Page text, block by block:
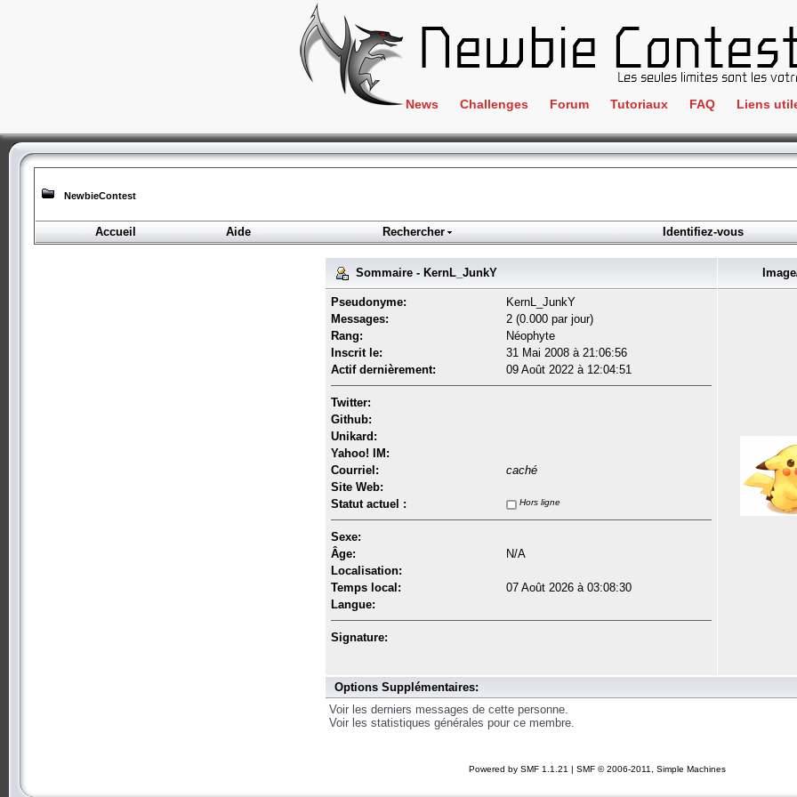
News Challenges
Crackme
ClientSide
Forensics
Logique
Programmation
Stéganographie
Wargame
Forum Tutoriaux FAQ Liens
IRC
NewbieContest
Accueil
Aide Rechercher Identifiez-vous
Sommaire - KernL_JunkY
Pseudonyme:
KernL_JunkY
Messages:
2 (0.000 par jour)
Rang:
Néophyte
Inscrit le:
31 Mai 2008 à 21:06:56
Actif dernièrement:
09 Août 2022 à 12:04:51
Twitter:
Github:
Unikard:
Yahoo! IM:
Courriel:
caché
Site Web:
Statut actuel :
Hors ligne
Sexe:
Âge:
N/A
Localisation:
Temps local:
07 Août 2026 à 03:08:30
Langue:
Signature:
Options Supplémentaires:
Voir les derniers messages de cette personne.
Voir les statistiques générales pour ce membre.
Powered by SMF 1.1.21 | SMF © 2006-2011, Simple Machines